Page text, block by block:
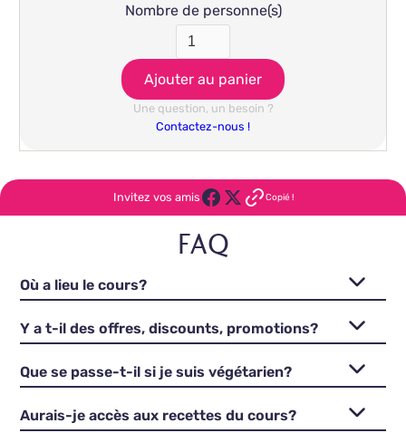
Nombre de personne(s)
Une question, un besoin ?
Contactez-nous !
Invitez vos amis Copié !
FAQ
Où a lieu le cours?
Y a t-il des offres, discounts, promotions?
Que se passe-t-il si je suis végétarien?
Aurais-je accès aux recettes du cours?